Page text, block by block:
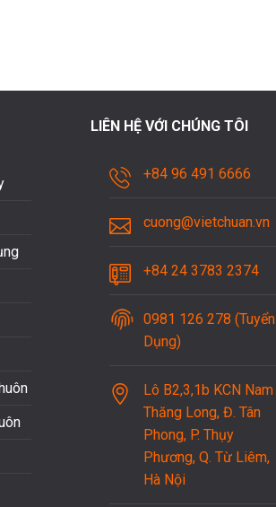
LIÊN HỆ VỚI CHÚNG TÔI
+84 96 491 6666
cuong@vietchuan.vn
+84 24 3783 2374
0981 126 278 (Tuyển
Dụng)
Lô B2,3,1b KCN Nam
Thăng Long, Đ. Tân
Phong, P. Thụy
Phương, Q. Từ Liêm,
Hà Nội